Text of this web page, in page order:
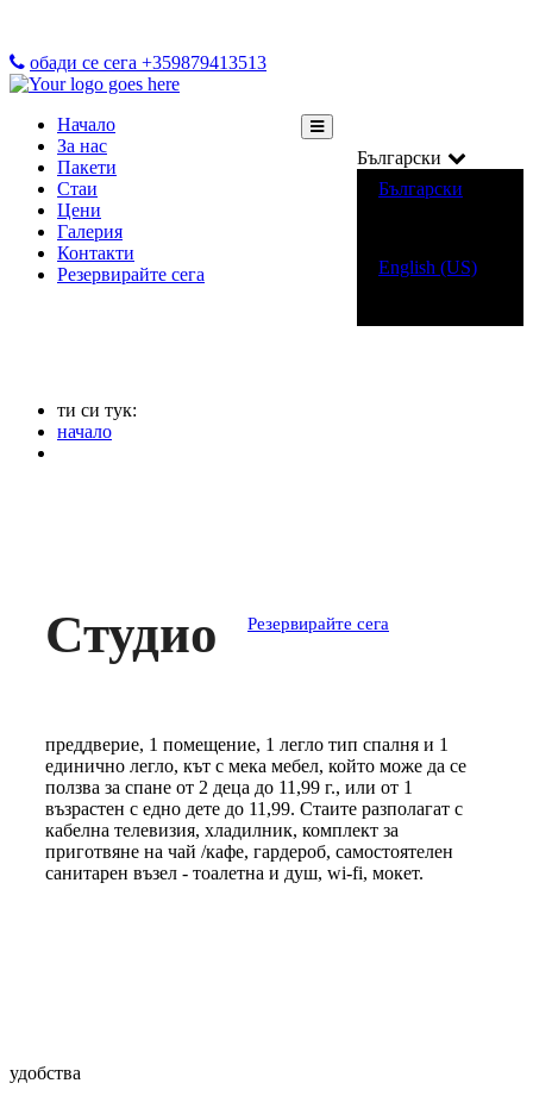
обади се сега +359879413513
Български
Български
English (US)
Начало
За нас
Пакети
Стаи
Цени
Галерия
Контакти
Резервирайте сега
ти си тук:
начало
Студио Резервирайте сега
преддверие, 1 помещение, 1 легло тип спалня и 1
единично легло, кът с мека мебел, който може да се
ползва за спане от 2 деца до 11,99 г., или от 1
възрастен с едно дете до 11,99. Стаите разполагат с
кабелна телевизия, хладилник, комплект за
приготвяне на чай /кафе, гардероб, самостоятелен
санитарен възел - тоалетна и душ, wi-fi, мокет.
удобства